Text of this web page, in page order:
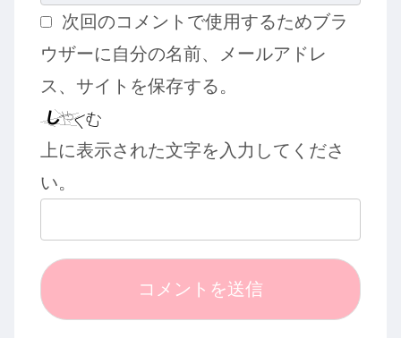
次回のコメントで使用するためブラ
ウザーに自分の名前、メールアドレ
ス、サイトを保存する。
上に表示された文字を入力してくださ
い。